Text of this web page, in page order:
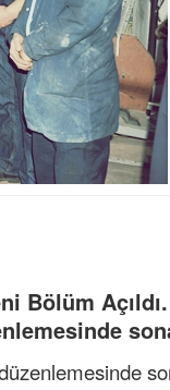
Bölüm